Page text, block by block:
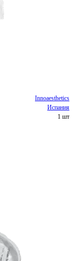
Innoaesthetics
Испания
1 шт